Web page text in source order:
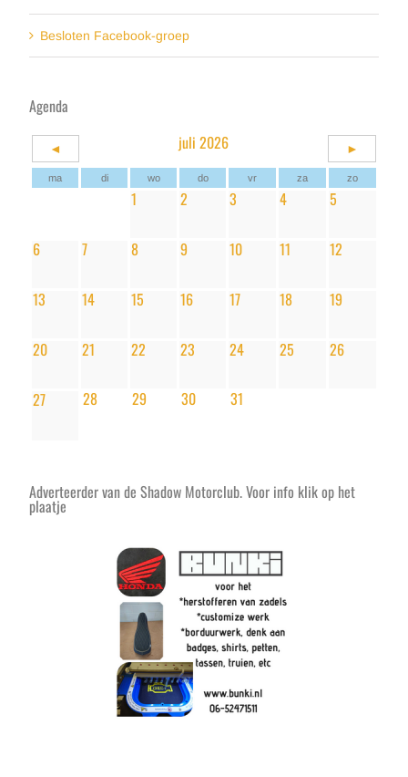
Besloten Facebook-groep
Agenda
◄ juli 2026 ►
ma di wo do vr za zo
1 2 3 4 5
6 7 8 9 10 11 12
13 14 15 16 17 18 19
20 21 22 23 24 25 26
27 28 29 30 31
Adverteerder van de Shadow Motorclub. Voor info klik op het
plaatje